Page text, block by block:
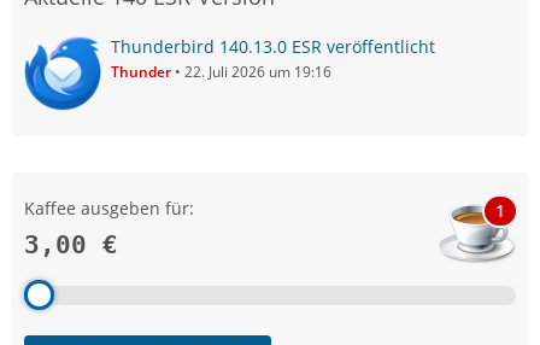
Thunderbird 140.13.0 ESR veröffentlicht
Thunder 22. Juli 2026 um 19:16
Kaffee ausgeben für:
3,00 €
1